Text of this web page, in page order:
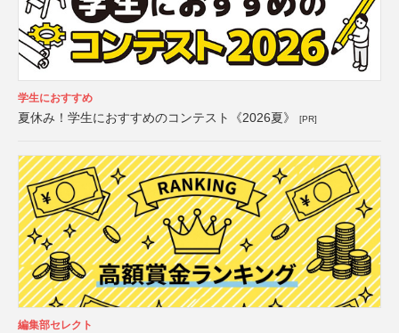
学生におすすめ
夏休み！学生におすすめのコンテスト《2026夏》 [PR]
編集部セレクト